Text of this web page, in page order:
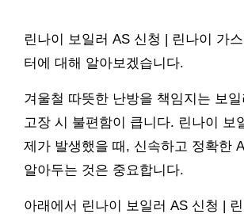
린나이 보일러 AS 신청 | 린나이 가
터에 대해 알아보겠습니다.
겨울철 따뜻한 난방을 책임지는 보
고장 시 불편함이 큽니다. 린나이 보
제가 발생했을 때, 신속하고 정확한
알아두는 것은 중요합니다.
아래에서 린나이 보일러 AS 신청 |